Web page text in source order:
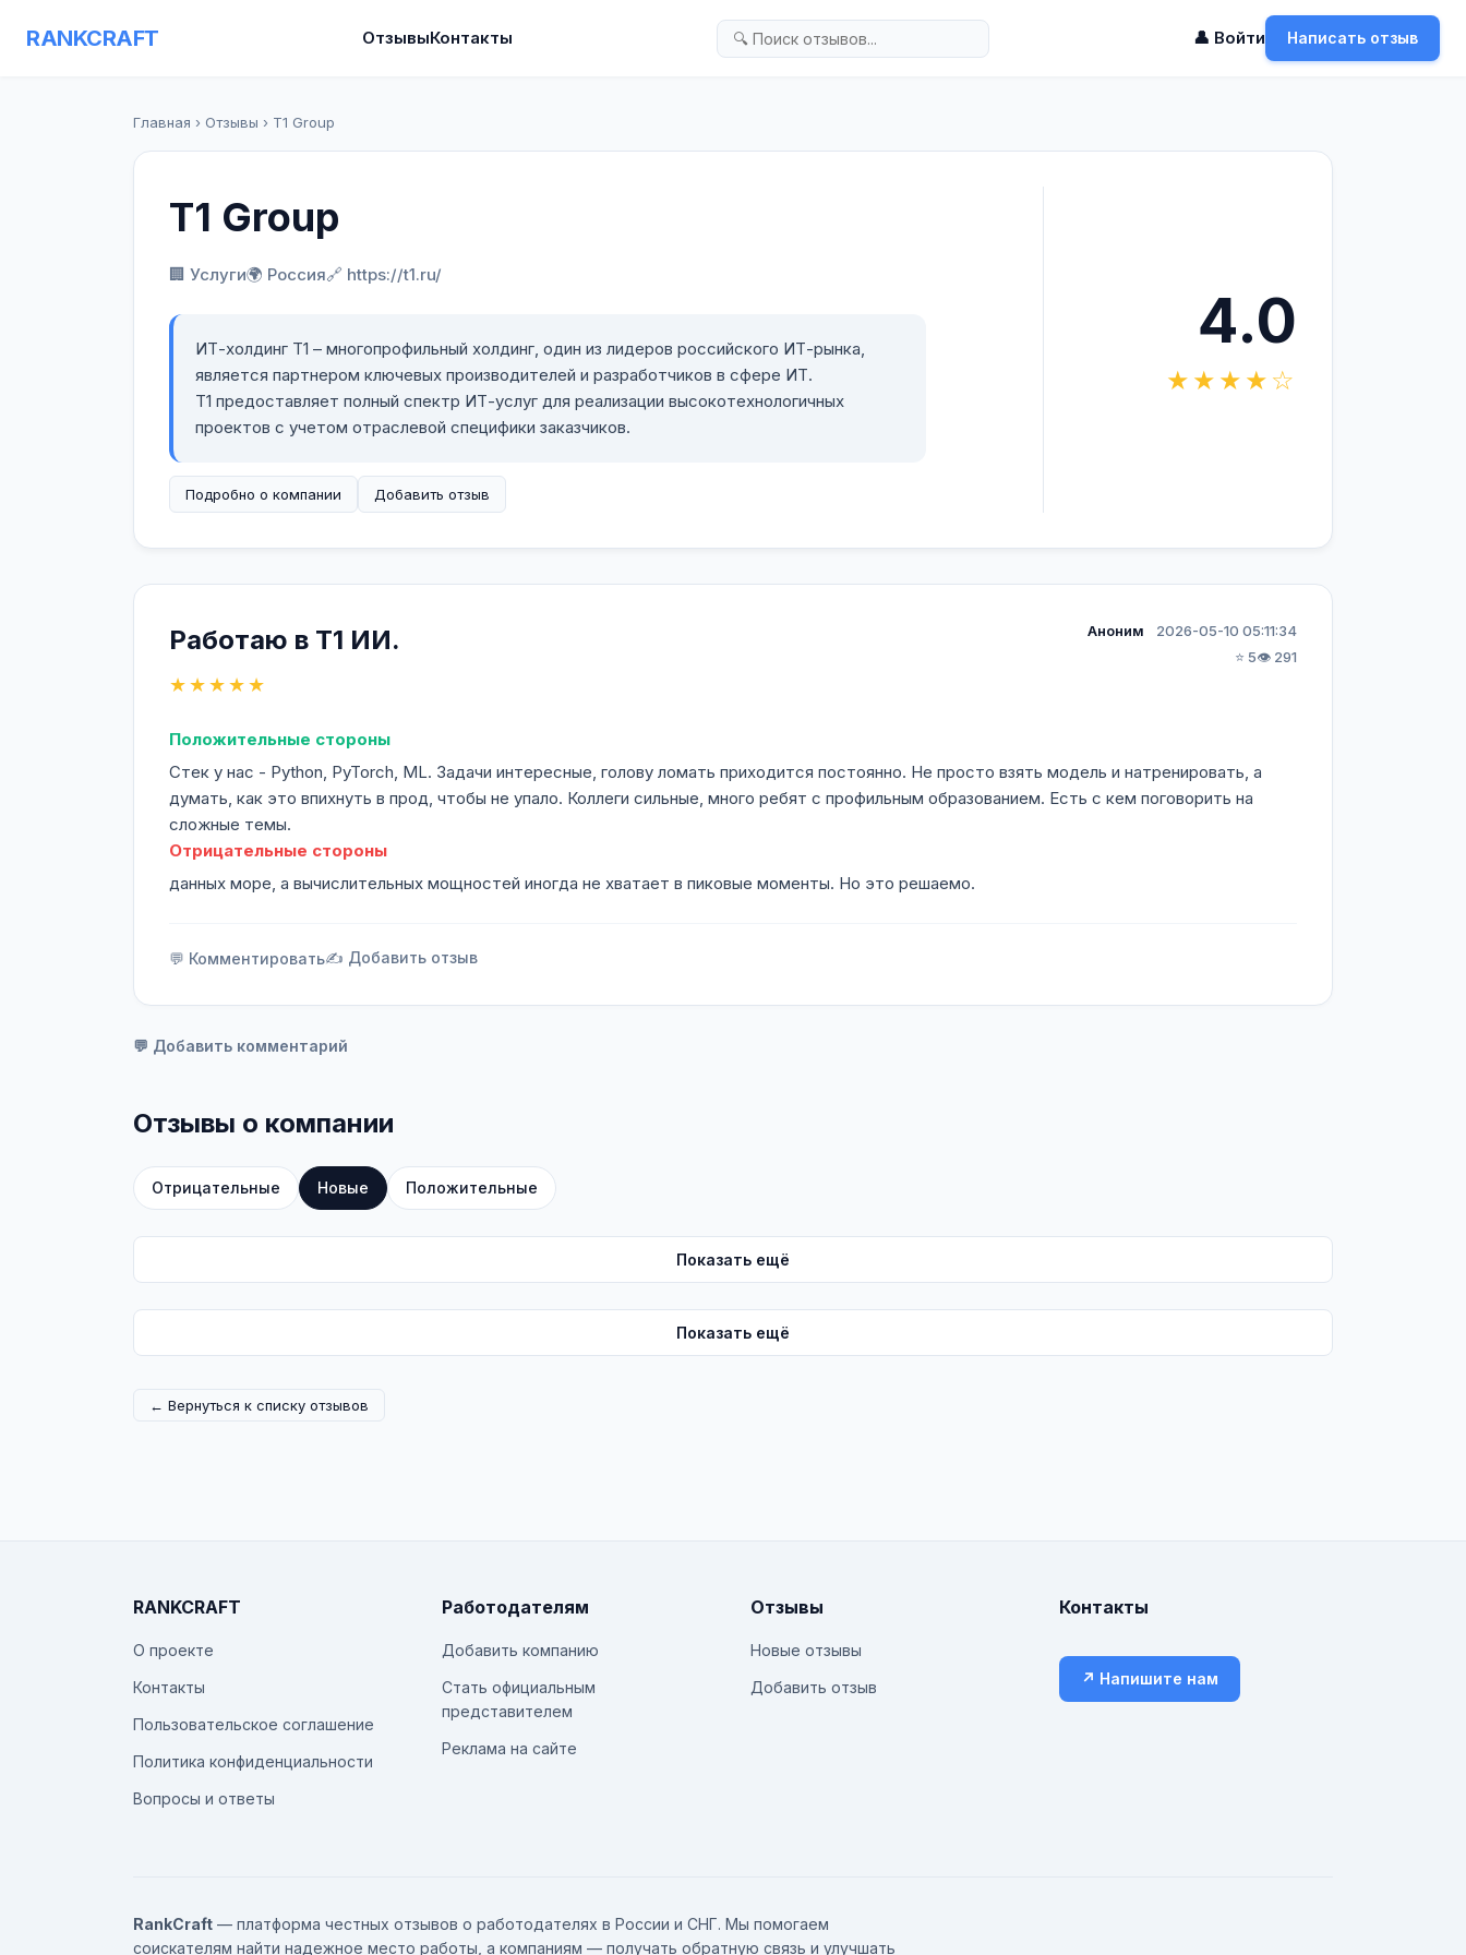
RANKCRAFT ОтзывыКонтакты 👤 Войти Написать отзыв
Главная › Отзывы › T1 Group
T1 Group
🏢 Услуги🌍 Россия🔗 https://t1.ru/
ИТ-холдинг Т1 – многопрофильный холдинг, один из лидеров российского ИТ-рынка,
является партнером ключевых производителей и разработчиков в сфере ИТ.
Т1 предоставляет полный спектр ИТ-услуг для реализации высокотехнологичных
проектов с учетом отраслевой специфики заказчиков.
Подробно о компании Добавить отзыв
4.0
★★★★☆
Работаю в Т1 ИИ.
★★★★★
Аноним
2026-05-10 05:11:34
⭐ 5👁️ 291
Положительные стороны
Стек у нас - Python, PyTorch, ML. Задачи интересные, голову ломать приходится постоянно. Не просто взять модель и натренировать, а
думать, как это впихнуть в прод, чтобы не упало. Коллеги сильные, много ребят с профильным образованием. Есть с кем поговорить на
сложные темы.
Отрицательные стороны
данных море, а вычислительных мощностей иногда не хватает в пиковые моменты. Но это решаемо.
💬 Комментировать✍️ Добавить отзыв
💬 Добавить комментарий
Отзывы о компании
Отрицательные Новые Положительные
Показать ещё
Показать ещё
← Вернуться к списку отзывов
RANKCRAFT
О проекте
Контакты
Пользовательское соглашение
Политика конфиденциальности
Вопросы и ответы
Работодателям
Добавить компанию
Стать официальным
представителем
Реклама на сайте
Отзывы
Новые отзывы
Добавить отзыв
Контакты
↗ Напишите нам
RankCraft — платформа честных отзывов о работодателях в России и СНГ. Мы помогаем
соискателям найти надежное место работы, а компаниям — получать обратную связь и улучшать